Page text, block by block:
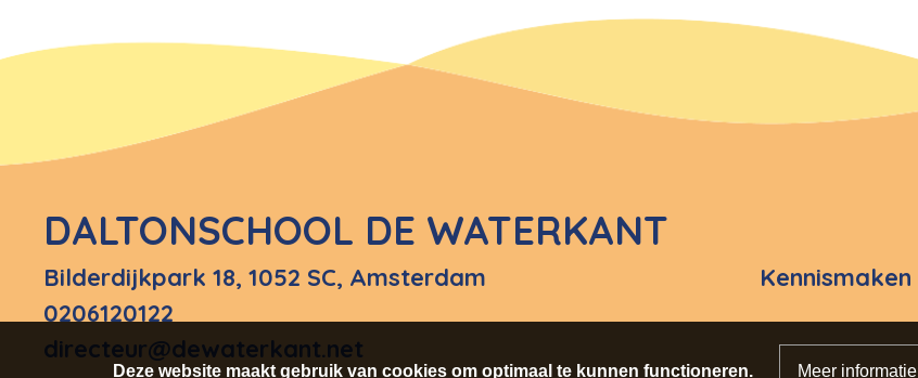
DALTONSCHOOL DE WATERKANT
Bilderdijkpark 18, 1052 SC, Amsterdam
0206120122
directeur@dewaterkant.net
Kennismaken
Deze website maakt gebruik van cookies om optimaal te kunnen functioneren. Meer informatie